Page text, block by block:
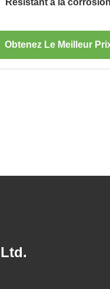
Résistant à la corrosion
Obtenez Le Meilleur